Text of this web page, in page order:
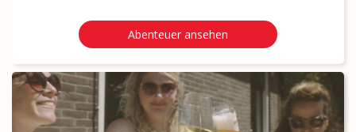
Abenteuer ansehen